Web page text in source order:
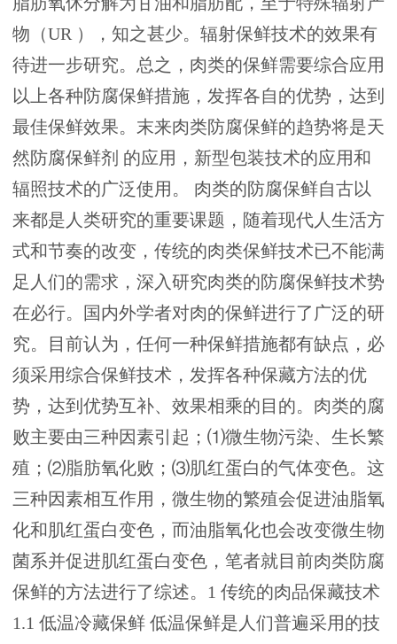
物（UR ），知之甚少。辐射保鲜技术的效果有
待进一步研究。总之，肉类的保鲜需要综合应用
以上各种防腐保鲜措施，发挥各自的优势，达到
最佳保鲜效果。末来肉类防腐保鲜的趋势将是天
然防腐保鲜剂 的应用，新型包装技术的应用和
辐照技术的广泛使用。 肉类的防腐保鲜自古以
来都是人类研究的重要课题，随着现代人生活方
式和节奏的改变，传统的肉类保鲜技术已不能满
足人们的需求，深入研究肉类的防腐保鲜技术势
在必行。国内外学者对肉的保鲜进行了广泛的研
究。目前认为，任何一种保鲜措施都有缺点，必
须采用综合保鲜技术，发挥各种保藏方法的优
势，达到优势互补、效果相乘的目的。肉类的腐
败主要由三种因素引起；⑴微生物污染、生长繁
殖；⑵脂肪氧化败；⑶肌红蛋白的气体变色。这
三种因素相互作用，微生物的繁殖会促进油脂氧
化和肌红蛋白变色，而油脂氧化也会改变微生物
菌系并促进肌红蛋白变色，笔者就目前肉类防腐
保鲜的方法进行了综述。1 传统的肉品保藏技术
1.1 低温冷藏保鲜 低温保鲜是人们普遍采用的技